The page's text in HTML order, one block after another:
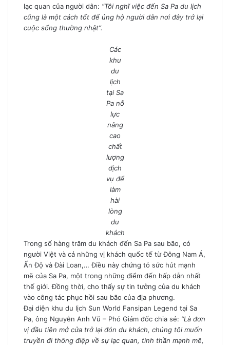
lạc quan của người dân: “Tôi nghĩ việc đến Sa Pa du lịch
cũng là một cách tốt để ủng hộ người dân nơi đây trở lại
cuộc sống thường nhật”.
Các
khu
du
lịch
tại Sa
Pa nỗ
lực
nâng
cao
chất
lượng
dịch
vụ để
làm
hài
lòng
du
khách
Trong số hàng trăm du khách đến Sa Pa sau bão, có
người Việt và cả những vị khách quốc tế từ Đông Nam Á,
Ấn Độ và Đài Loan,… Điều này chứng tỏ sức hút mạnh
mẽ của Sa Pa, một trong những điểm đến hấp dẫn nhất
thế giới. Đồng thời, cho thấy sự tin tưởng của du khách
vào công tác phục hồi sau bão của địa phương.
Đại diện khu du lịch Sun World Fansipan Legend tại Sa
Pa, ông Nguyễn Anh Vũ – Phó Giám đốc chia sẻ: “Là đơn
vị đầu tiên mở cửa trở lại đón du khách, chúng tôi muốn
truyền đi thông điệp về sự lạc quan, tinh thần mạnh mẽ,